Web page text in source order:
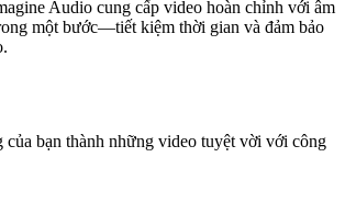
Audio cung cấp video hoàn chỉnh với âm
một bước—tiết kiệm thời gian và đảm bảo
bạn thành những video tuyệt vời với công